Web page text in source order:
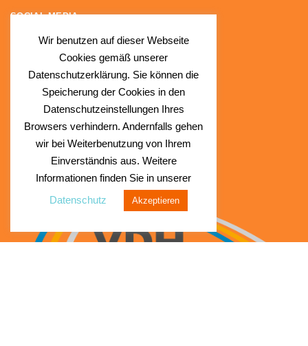
SOCIAL MEDIA
FacebookWir benutzen auf dieser Webseite
Cookies gemäß unserer
Datenschutzerklärung. Sie können die
Speicherung der Cookies in den
Datenschutzeinstellungen Ihres
Browsers verhindern. Andernfalls gehen
wir bei Weiterbenutzung von Ihrem
Einverständnis aus. Weitere
Informationen finden Sie in unserer
Datenschutz
Akzeptieren